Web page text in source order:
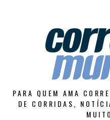
PARA QUEM AMA
DE CORRIDAS,